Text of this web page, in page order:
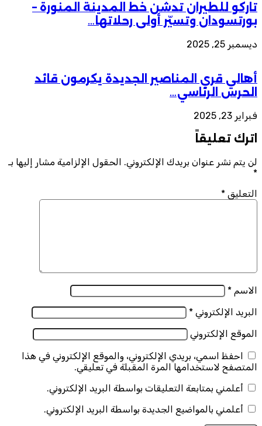
تاركو للطيران تدشن خط المدينة المنورة –
بورتسودان وتسيّر أولى رحلاتها…
ديسمبر 25, 2025
أهالي قري المناصير الجديدة يكرمون قائد
الحرس الرئاسي…
فبراير 23, 2025
اترك تعليقاً
لن يتم نشر عنوان بريدك الإلكتروني. الحقول الإلزامية مشار إليها بـ
*
التعليق *
الاسم *
البريد الإلكتروني *
الموقع الإلكتروني
احفظ اسمي، بريدي الإلكتروني، والموقع الإلكتروني في هذا
المتصفح لاستخدامها المرة المقبلة في تعليقي.
أعلمني بمتابعة التعليقات بواسطة البريد الإلكتروني.
أعلمني بالمواضيع الجديدة بواسطة البريد الإلكتروني.